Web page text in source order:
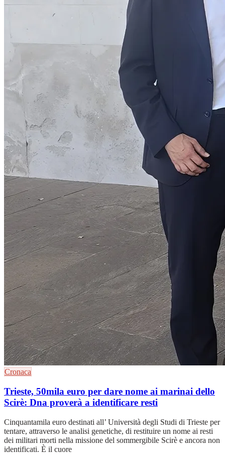
Cronaca
Trieste, 50mila euro per dare nome ai marinai dello
Scirè: Dna proverà a identificare resti
Cinquantamila euro destinati all’ Università degli Studi di Trieste per
tentare, attraverso le analisi genetiche, di restituire un nome ai resti
dei militari morti nella missione del sommergibile Scirè e ancora non
identificati. È il cuore